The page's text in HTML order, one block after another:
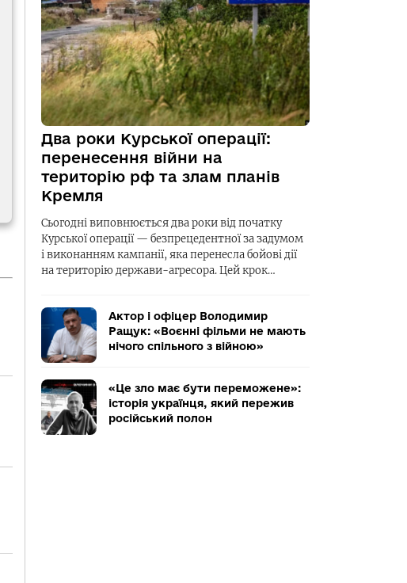
Два роки Курської операції:
перенесення війни на
територію рф та злам планів
Кремля
Сьогодні виповнюється два роки від початку
Курської операції — безпрецедентної за задумом
і виконанням кампанії, яка перенесла бойові дії
на територію держави-агресора. Цей крок…
Актор і офіцер Володимир
Ращук: «Воєнні фільми не мають
нічого спільного з війною»
«Це зло має бути переможене»:
історія українця, який пережив
російський полон